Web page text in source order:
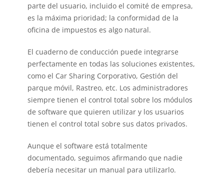
parte del usuario, incluido el comité de empresa,
es la máxima prioridad; la conformidad de la
oficina de impuestos es algo natural.
El cuaderno de conducción puede integrarse
perfectamente en todas las soluciones existentes,
como el Car Sharing Corporativo, Gestión del
parque móvil, Rastreo, etc. Los administradores
siempre tienen el control total sobre los módulos
de software que quieren utilizar y los usuarios
tienen el control total sobre sus datos privados.
Aunque el software está totalmente
documentado, seguimos afirmando que nadie
debería necesitar un manual para utilizarlo.